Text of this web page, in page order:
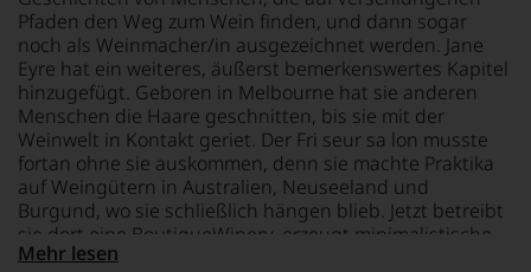
oder
in
unserem
Webshop,
um
zu
unterstreichen,
auf
welch
hohem
Niveau
Pfaden den Weg zum Wein finden, und dann sogar
noch als Weinmacher/in ausgezeichnet werden. Jane
Eyre hat ein weiteres, äußerst bemerkenswertes Kapitel
hinzugefügt. Geboren in Melbourne hat sie anderen
Menschen die Haare geschnitten, bis sie mit der
Weinwelt in Kontakt geriet. Der Fri seur sa lon musste
fortan ohne sie auskommen, denn sie machte Praktika
auf Weingütern in Australien, Neuseeland und
Burgund, wo sie schließlich hängen blieb. Jetzt betreibt
sie dort eine BoutiqueWinery, erzeugt minimalistische
Mengen sehr hochklassiger Weine, die Spalten der
Mehr lesen